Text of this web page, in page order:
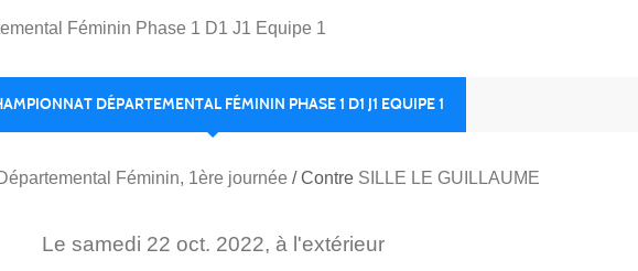
Féminin Phase 1 D1 J1 Equipe 1
DÉPARTEMENTAL FÉMININ PHASE 1 D1 J1 EQUIPE 1
Féminin, 1ère journée / Contre SILLE LE GUILLAUME
Le samedi 22 oct. 2022, à l'extérieur